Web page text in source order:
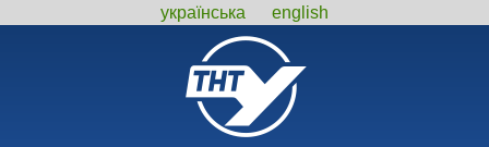
українська english